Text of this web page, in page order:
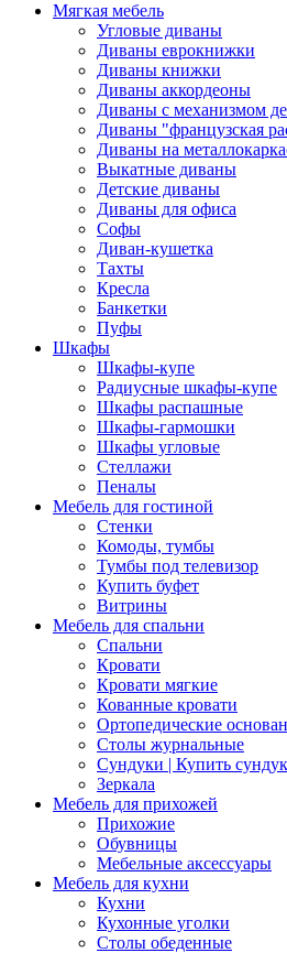
Мягкая мебель
Угловые диваны
Диваны еврокнижки
Диваны книжки
Диваны аккордеоны
Диваны с механизмом
Диваны "французская
Диваны на
Выкатные диваны
Детские диваны
Диваны для офиса
Софы
Диван-кушетка
Тахты
Кресла
Банкетки
Пуфы
Шкафы
Шкафы-купе
Радиусные шкафы-купе
Шкафы распашные
Шкафы-гармошки
Шкафы угловые
Стеллажи
Пеналы
Мебель для гостиной
Стенки
Комоды, тумбы
Тумбы под телевизор
Купить буфет
Витрины
Мебель для спальни
Спальни
Кровати
Кровати мягкие
Кованные кровати
Ортопедические
Столы журнальные
Сундуки | Купить
Зеркала
Мебель для прихожей
Прихожие
Обувницы
Мебельные аксессуары
Мебель для кухни
Кухни
Кухонные уголки
Столы обеденные